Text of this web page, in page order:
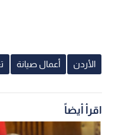
الأردن أعمال صيانة
اقرأ أيضاً